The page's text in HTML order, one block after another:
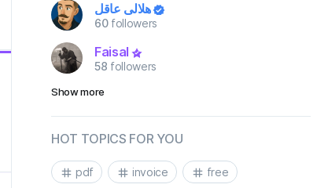
هلالي عاقل
60followers
Faisal
58 followers
Show more
HOT TOPICS FOR YOU
pdf invoice free